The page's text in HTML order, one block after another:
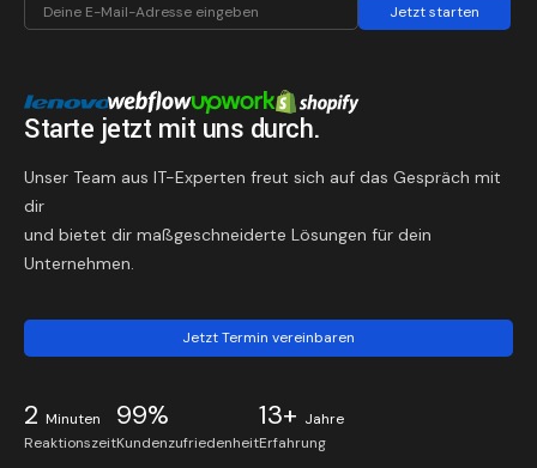
Jetzt starten
Starte jetzt mit uns durch.
Unser Team aus IT-Experten freut sich auf das Gespräch mit
dir
und bietet dir maßgeschneiderte Lösungen für dein
Unternehmen.
Jetzt Termin vereinbaren
2 Minuten
Reaktionszeit
99%
Kundenzufriedenheit
13+ Jahre
Erfahrung